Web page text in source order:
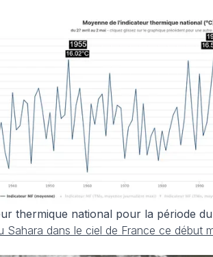
thermique national pour la période
Sahara dans le ciel de France ce début